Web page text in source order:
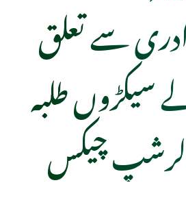
سے تعلق
سیکڑوں طلبہ
چیکس